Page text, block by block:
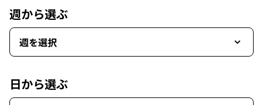
週から選ぶ
週を選択
日から選ぶ